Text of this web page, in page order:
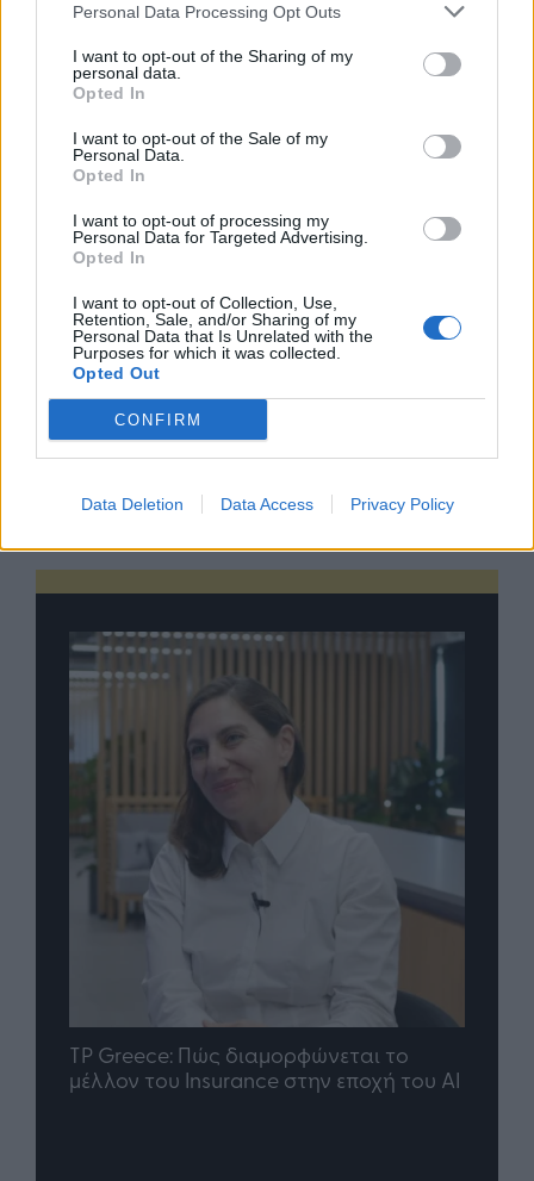
Personal Data Processing Opt Outs
I want to opt-out of the Sharing of my
personal data.
Opted In
I want to opt-out of the Sale of my
Personal Data.
Opted In
I want to opt-out of processing my
Personal Data for Targeted Advertising.
Opted In
I want to opt-out of Collection, Use,
Retention, Sale, and/or Sharing of my
Personal Data that Is Unrelated with the
Purposes for which it was collected.
Opted Out
CONFIRM
Data Deletion Data Access Privacy Policy
και μάθετε πρώτοι όλα τα επιχειρηματικά νέα
Δείτε όλες τις τελευταίες επιχειρηματικές
Ειδήσειςαπό την Ελλάδα και τον κόσμο στο
Σχολιάστε
TP Greece: Πώς διαμορφώνεται το
μέλλον του Insurance στην εποχή του AI